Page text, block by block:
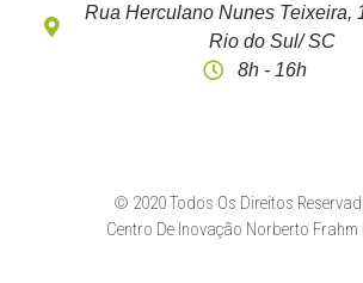
Rua Herculano Nunes Teixeira,
Rio do Sul/ SC
8h - 16h
© 2020 Todos Os Direitos
Centro De Inovação Norberto Frahm